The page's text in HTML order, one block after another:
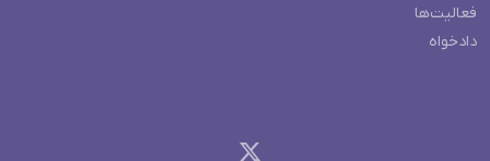
فعالیت‌ها
دادخواه